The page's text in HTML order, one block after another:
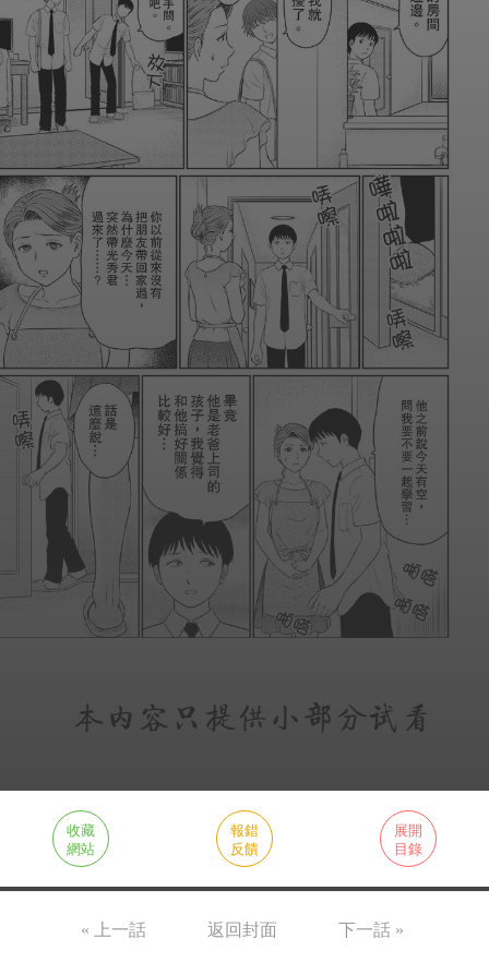
收藏
網站
報錯
反饋
展開
目錄
« 上一話 返回封面 下一話 »